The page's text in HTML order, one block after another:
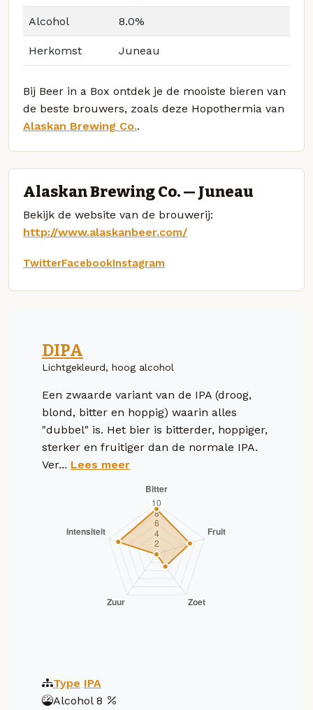
Alcohol 8.0%
Herkomst Juneau
Bij Beer in a Box ontdek je de mooiste bieren van
de beste brouwers, zoals deze Hopothermia van
Alaskan Brewing Co..
Alaskan Brewing Co. — Juneau
Bekijk de website van de brouwerij:
http://www.alaskanbeer.com/
TwitterFacebookInstagram
DIPA
Lichtgekleurd, hoog alcohol
Een zwaarde variant van de IPA (droog,
blond, bitter en hoppig) waarin alles
"dubbel" is. Het bier is bitterder, hoppiger,
sterker en fruitiger dan de normale IPA.
Ver... Lees meer
Type IPA
Alcohol 8